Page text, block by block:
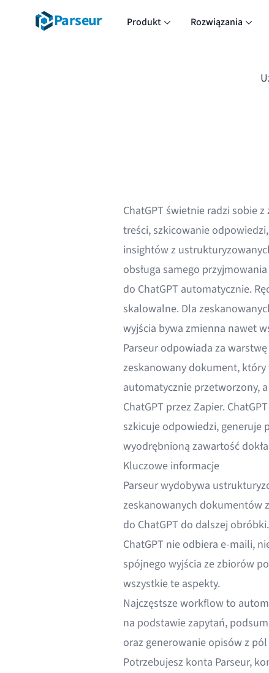
Parseur Produkt Rozwiązania
ChatGPT świetnie radzi sobie
treści, szkicowanie
insightów z
obsługa samego
do ChatGPT automatycznie.
skalowalne. Dla
wyjścia bywa zmienna nawet
Parseur odpowiada za
zeskanowany dokument, który
automatycznie przetworzony,
ChatGPT przez Zapier.
szkicuje odpowiedzi,
wyodrębnioną zawartość
Kluczowe informacje
Parseur wydobywa
zeskanowanych dokumentów
do ChatGPT do dalszej obróbki.
ChatGPT nie odbiera e-maili,
spójnego wyjścia ze zbiorów
wszystkie te aspekty.
Najczęstsze workflow to
na podstawie zapytań,
oraz generowanie opisów z
Potrzebujesz konta Parseur,